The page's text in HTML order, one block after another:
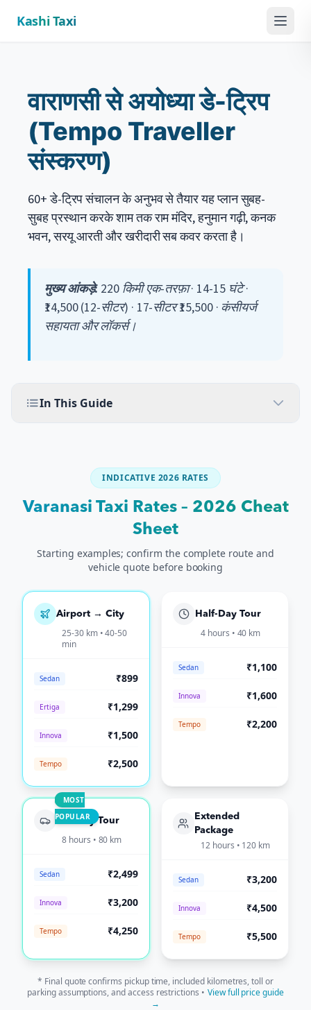
Kashi Taxi Menu
वाराणसी से अयोध्या डे-ट्रिप
(Tempo Traveller
संस्करण)
60+ डे-ट्रिप संचालन के अनुभव से तैयार यह प्लान सुबह-
सुबह प्रस्थान करके शाम तक राम मंदिर, हनुमान गढ़ी, कनक
भवन, सरयू आरती और खरीदारी सब कवर करता है।
मुख्य आंकड़े: 220 किमी एक-तरफ़ा · 14-15 घंटे ·
₹14,500 (12-सीटर) · 17-सीटर ₹15,500 · कंसीयर्ज
सहायता और लॉकर्स।
In This Guide
INDICATIVE 2026 RATES
Varanasi Taxi Rates – 2026 Cheat
Sheet
Starting examples; confirm the complete route and
vehicle quote before booking
Airport → City
25-30 km • 40-50
min
Sedan ₹899
Ertiga ₹1,299
Innova ₹1,500
Tempo ₹2,500
Half-Day Tour
4 hours • 40 km
Sedan ₹1,100
Innova ₹1,600
Tempo ₹2,200
MOST
POPULAR
Full-Day Tour
8 hours • 80 km
Sedan ₹2,499
Innova ₹3,200
Tempo ₹4,250
Extended
Package
12 hours • 120 km
Sedan ₹3,200
Innova ₹4,500
Tempo ₹5,500
* Final quote confirms pickup time, included kilometres, toll or
parking assumptions, and access restrictions • View full price guide
→